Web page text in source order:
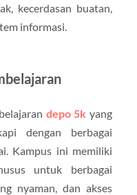
kecerdasan buatan,
informasi.
depo 5k yang
dengan berbagai
Kampus ini memiliki
untuk berbagai
nyaman, dan akses